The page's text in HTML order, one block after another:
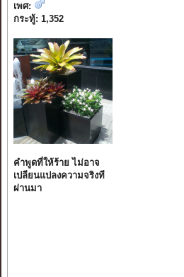
เพศ:
กระทู้: 1,352
คำพูดที่ให้ร้าย ไม่อาจ
เปลียนแปลงความจริงที
ผ่านมา